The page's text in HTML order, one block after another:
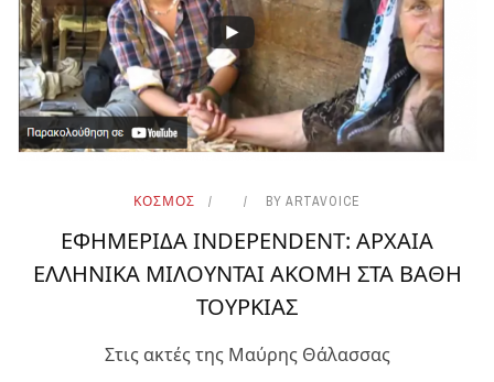
ΚΟΣΜΟΣ BY ARTAVOICE
ΕΦΗΜΕΡΙΔΑ INDEPENDENT: ΑΡΧΑΙΑ
ΕΛΛΗΝΙΚΑ ΜΙΛΟΥΝΤΑΙ ΑΚΟΜΗ ΣΤΑ ΒΑΘΗ
ΤΟΥΡΚΙΑΣ
Στις ακτές της Μαύρης Θάλασσας